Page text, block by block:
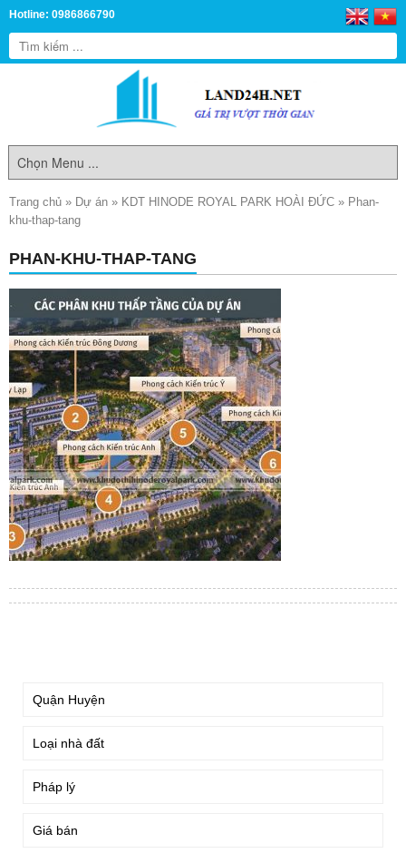
Hotline: 0986866790
Trang chủ » Dự án » KDT HINODE ROYAL PARK HOÀI ĐỨC » Phan-
khu-thap-tang
PHAN-KHU-THAP-TANG